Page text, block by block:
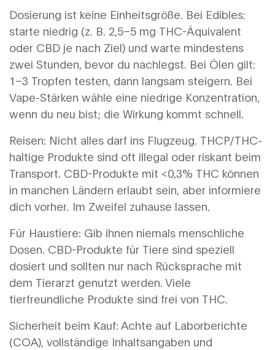
Dosierung ist keine Einheitsgröße. Bei Edibles:
starte niedrig (z. B. 2,5–5 mg THC-Äquivalent
oder CBD je nach Ziel) und warte mindestens
zwei Stunden, bevor du nachlegst. Bei Ölen gilt:
1–3 Tropfen testen, dann langsam steigern. Bei
Vape-Stärken wähle eine niedrige Konzentration,
wenn du neu bist; die Wirkung kommt schnell.
Reisen: Nicht alles darf ins Flugzeug. THCP/THC-
haltige Produkte sind oft illegal oder riskant beim
Transport. CBD-Produkte mit <0,3% THC können
in manchen Ländern erlaubt sein, aber informiere
dich vorher. Im Zweifel zuhause lassen.
Für Haustiere: Gib ihnen niemals menschliche
Dosen. CBD-Produkte für Tiere sind speziell
dosiert und sollten nur nach Rücksprache mit
dem Tierarzt genutzt werden. Viele
tierfreundliche Produkte sind frei von THC.
Sicherheit beim Kauf: Achte auf Laborberichte
(COA), vollständige Inhaltsangaben und